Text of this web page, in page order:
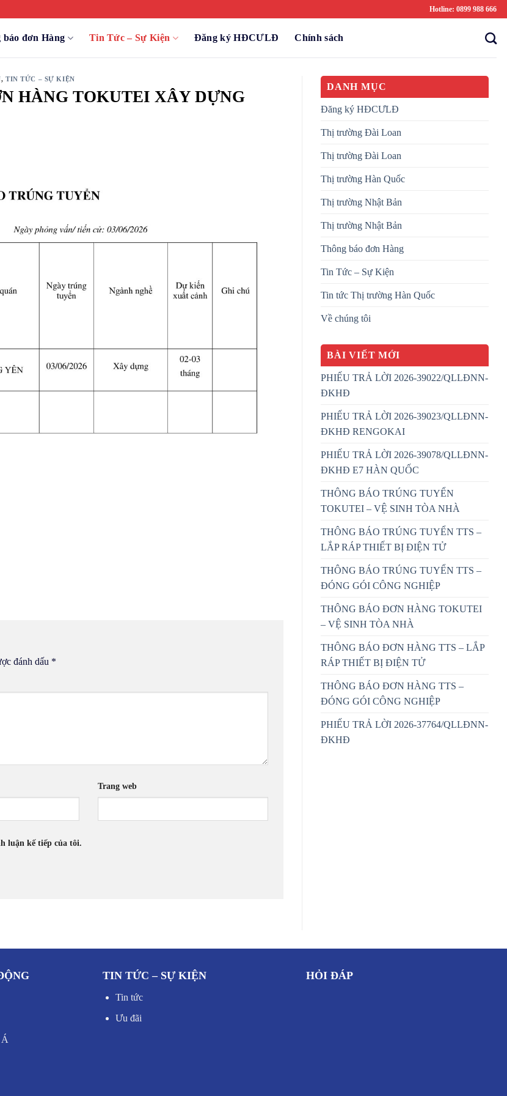
Hotline: 0899 988 666
báo đơn Hàng Tin Tức – Sự Kiện Đăng ký HĐCƯLĐ Chính sách
,TIN TỨC – SỰ KIỆN
HÀNG TOKUTEI XÂY DỰNG
đánh dấu *
Trang web
luận kế tiếp của tôi.
DANH MỤC
Đăng ký HĐCƯLĐ
Thị trường Đài Loan
Thị trường Đài Loan
Thị trường Hàn Quốc
Thị trường Nhật Bản
Thị trường Nhật Bản
Thông báo đơn Hàng
Tin Tức – Sự Kiện
Tin tức Thị trường Hàn Quốc
Về chúng tôi
BÀI VIẾT MỚI
PHIẾU TRẢ LỜI 2026-39022/QLLĐNN-
ĐKHĐ
PHIẾU TRẢ LỜI 2026-39023/QLLĐNN-
ĐKHĐ RENGOKAI
PHIẾU TRẢ LỜI 2026-39078/QLLĐNN-
ĐKHĐ E7 HÀN QUỐC
THÔNG BÁO TRÚNG TUYỂN
TOKUTEI – VỆ SINH TÒA NHÀ
THÔNG BÁO TRÚNG TUYỂN TTS –
LẮP RÁP THIẾT BỊ ĐIỆN TỬ
THÔNG BÁO TRÚNG TUYỂN TTS –
ĐÓNG GÓI CÔNG NGHIỆP
THÔNG BÁO ĐƠN HÀNG TOKUTEI
– VỆ SINH TÒA NHÀ
THÔNG BÁO ĐƠN HÀNG TTS – LẮP
RÁP THIẾT BỊ ĐIỆN TỬ
THÔNG BÁO ĐƠN HÀNG TTS –
ĐÓNG GÓI CÔNG NGHIỆP
PHIẾU TRẢ LỜI 2026-37764/QLLĐNN-
ĐKHĐ
TIN TỨC – SỰ KIỆN
Tin tức
Ưu đãi
HỎI ĐÁP